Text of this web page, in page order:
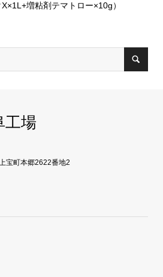
増粘剤テマトロー×10g）
工場
宝町本郷2622番地2